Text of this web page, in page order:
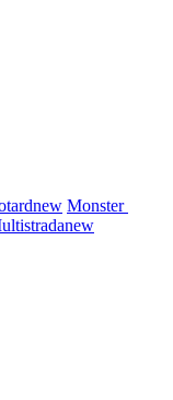
new Monster
new